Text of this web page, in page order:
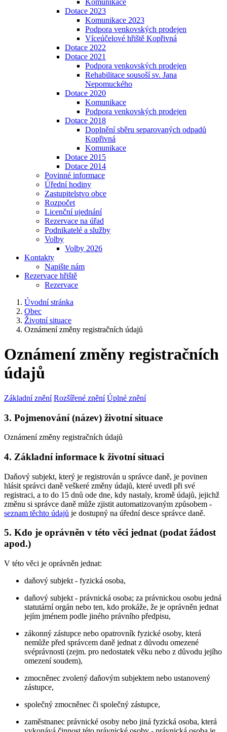
Komunikace
Dotace 2023
Komunikace 2023
Podpora venkovských prodejen
Víceúčelové hřiště Kopřivná
Dotace 2022
Dotace 2021
Podpora venkovských prodejen
Rehabilitace sousoší sv. Jana
Nepomuckého
Dotace 2020
Komunikace
Podpora venkovských prodejen
Dotace 2018
Doplnění sběru separovaných odpadů
Kopřivná
Komunikace
Dotace 2015
Dotace 2014
Povinné informace
Úřední hodiny
Zastupitelstvo obce
Rozpočet
Licenční ujednání
Rezervace na úřad
Podnikatelé a služby
Volby
Volby 2026
Kontakty
Napište nám
Rezervace hřiště
Rezervace
Úvodní stránka
Obec
Životní situace
Oznámení změny registračních údajů
Oznámení změny registračních
údajů
Základní znění Rozšířené znění Úplné znění
3. Pojmenování (název) životní situace
Oznámení změny registračních údajů
4. Základní informace k životní situaci
Daňový subjekt, který je registrován u správce daně, je povinen
hlásit správci daně veškeré změny údajů, které uvedl při své
registraci, a to do 15 dnů ode dne, kdy nastaly, kromě údajů, jejichž
změnu si správce daně může zjistit automatizovaným způsobem -
seznam těchto údajů je dostupný na úřední desce správce daně.
5. Kdo je oprávněn v této věci jednat (podat žádost
apod.)
V této věci je oprávněn jednat:
daňový subjekt - fyzická osoba,
daňový subjekt - právnická osoba; za právnickou osobu jedná
statutární orgán nebo ten, kdo prokáže, že je oprávněn jednat
jejím jménem podle jiného právního předpisu,
zákonný zástupce nebo opatrovník fyzické osoby, která
nemůže před správcem daně jednat z důvodu omezené
svéprávnosti (zejm. pro nedostatek věku nebo z důvodu jejího
omezení soudem),
zmocněnec zvolený daňovým subjektem nebo ustanovený
zástupce,
společný zmocněnec či společný zástupce,
zaměstnanec právnické osoby nebo jiná fyzická osoba, která